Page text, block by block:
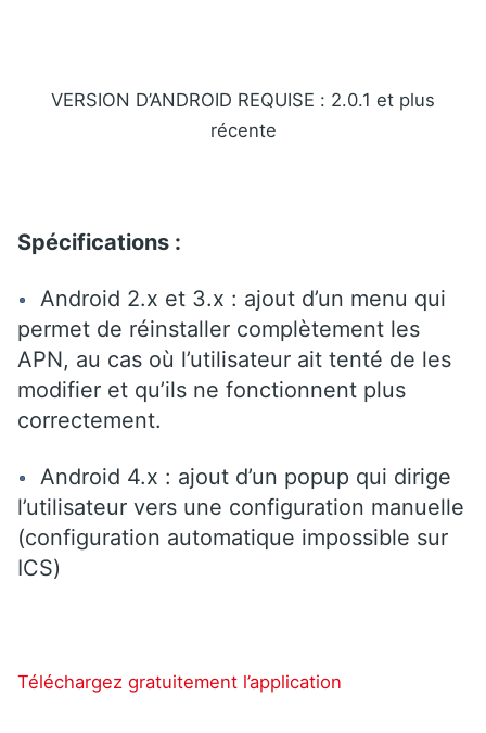
VERSION D’ANDROID REQUISE : 2.0.1 et plus
récente
Spécifications :
Android 2.x et 3.x : ajout d’un menu qui
permet de réinstaller complètement les
APN, au cas où l’utilisateur ait tenté de les
modifier et qu’ils ne fonctionnent plus
correctement.
Android 4.x : ajout d’un popup qui dirige
l’utilisateur vers une configuration manuelle
(configuration automatique impossible sur
ICS)
Téléchargez gratuitement l’application